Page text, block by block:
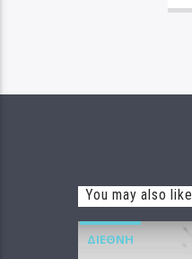
You may also like
ΔΙΕΘΝΉ